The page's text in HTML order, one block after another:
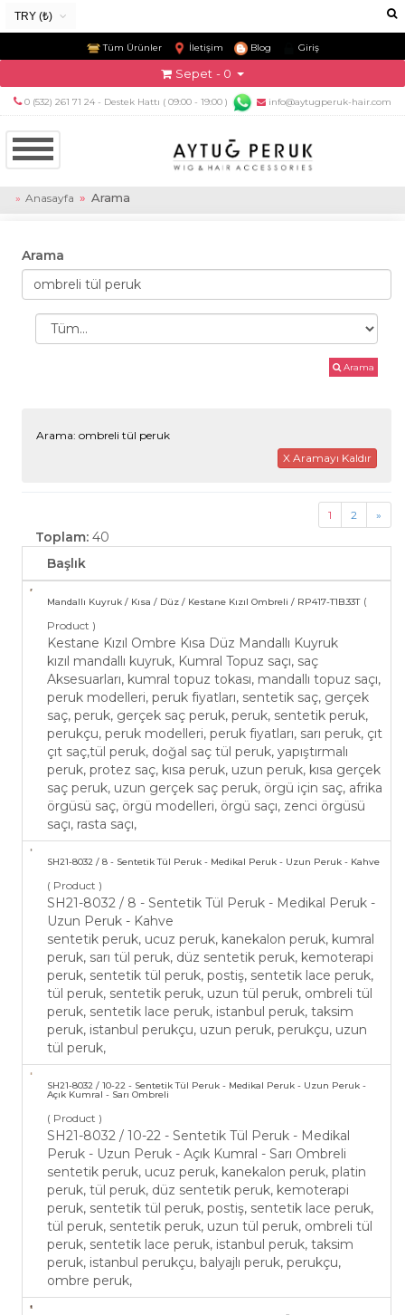
TRY (₺)
TRY (₺)
Tüm Ürünler İletişim Blog Giriş
Sepet - 0
0 (532) 261 71 24 - Destek Hattı ( 09:00 - 19:00 ) info@aytugperuk-hair.com
Anasayfa Arama
Arama
Arama
Arama: ombreli tül peruk
X Aramayı Kaldır
1 2 »
Toplam: 40
Başlık
Mandallı Kuyruk / Kısa / Düz / Kestane Kızıl Ombreli / RP417-T1B.33T (
Product )
Kestane Kızıl Ombre Kısa Düz Mandallı Kuyruk
kızıl mandallı kuyruk, Kumral Topuz saçı, saç
Aksesuarları, kumral topuz tokası, mandallı topuz saçı,
peruk modelleri, peruk fiyatları, sentetik saç, gerçek
saç, peruk, gerçek saç peruk, peruk, sentetik peruk,
perukçu, peruk modelleri, peruk fiyatları, sarı peruk, çıt
çıt saç,tül peruk, doğal saç tül peruk, yapıştırmalı
peruk, protez saç, kısa peruk, uzun peruk, kısa gerçek
saç peruk, uzun gerçek saç peruk, örgü için saç, afrika
örgüsü saç, örgü modelleri, örgü saçı, zenci örgüsü
saçı, rasta saçı,
SH21-​8032 / 8 - Sentetik Tül Peruk - Medikal Peruk - Uzun Peruk - Kahve
( Product )
SH21-​8032 / 8 - Sentetik Tül Peruk - Medikal Peruk -
Uzun Peruk - Kahve
sentetik peruk, ucuz peruk, kanekalon peruk, kumral
peruk, sarı tül peruk, düz sentetik peruk, kemoterapi
peruk, sentetik tül peruk, postiş, sentetik lace peruk,
tül peruk, sentetik peruk, uzun tül peruk, ombreli tül
peruk, sentetik lace peruk, istanbul peruk, taksim
peruk, istanbul perukçu, uzun peruk, perukçu, uzun
tül peruk,
SH21-​8032 / 10-22 - Sentetik Tül Peruk - Medikal Peruk - Uzun Peruk -
Açık Kumral - Sarı Ombreli
( Product )
SH21-​8032 / 10-22 - Sentetik Tül Peruk - Medikal
Peruk - Uzun Peruk - Açık Kumral - Sarı Ombreli
sentetik peruk, ucuz peruk, kanekalon peruk, platin
peruk, tül peruk, düz sentetik peruk, kemoterapi
peruk, sentetik tül peruk, postiş, sentetik lace peruk,
tül peruk, sentetik peruk, uzun tül peruk, ombreli tül
peruk, sentetik lace peruk, istanbul peruk, taksim
peruk, istanbul perukçu, balyajlı peruk, perukçu,
ombre peruk,